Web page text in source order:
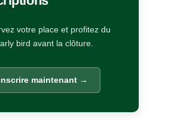
votre place et profitez du
bird avant la clôture.
maintenant →